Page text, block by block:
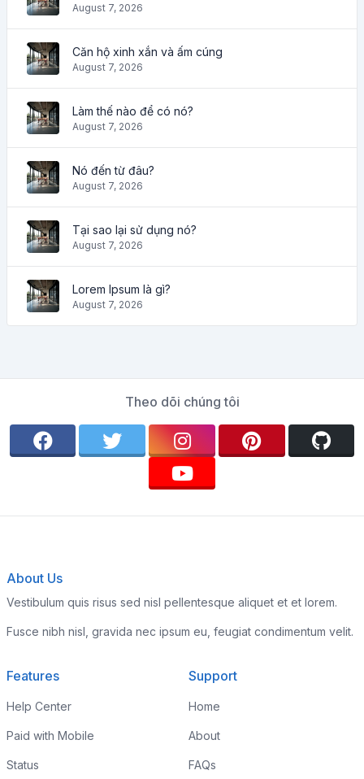
August 7, 2026
Căn hộ xinh xắn và ấm cúng
August 7, 2026
Làm thế nào để có nó?
August 7, 2026
Nó đến từ đâu?
August 7, 2026
Tại sao lại sử dụng nó?
August 7, 2026
Lorem Ipsum là gì?
August 7, 2026
Theo dõi chúng tôi
About Us
Vestibulum quis risus sed nisl pellentesque aliquet et et lorem.
Fusce nibh nisl, gravida nec ipsum eu, feugiat condimentum velit.
Features
Help Center
Paid with Mobile
Status
Support
Home
About
FAQs